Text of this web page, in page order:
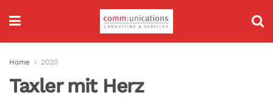
Home 2020
Taxler mit Herz